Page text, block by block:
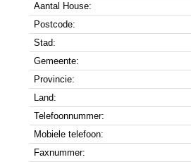
Aantal House:
Postcode:
Stad:
Gemeente:
Provincie:
Land:
Telefoonnummer:
Mobiele telefoon:
Faxnummer: